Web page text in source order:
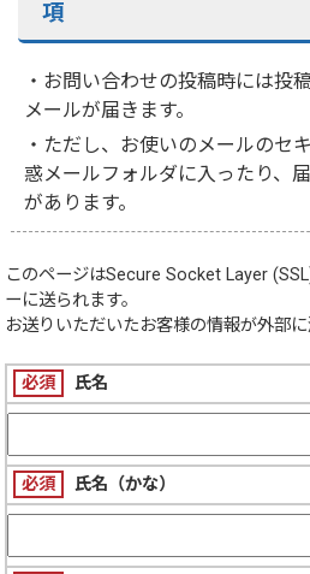
項
・お問い合わせの投稿時には投
メールが届きます。
・ただし、お使いのメールのセ
惑メールフォルダに入ったり、
があります。
このページはSecure Socket Layer
ーに送られます。
お送りいただいたお客様の情報が外部
必須 氏名
必須 氏名（かな）